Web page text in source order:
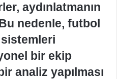
aydınlatmanın
nedenle, futbol
sistemleri
bir ekip
analiz yapılması